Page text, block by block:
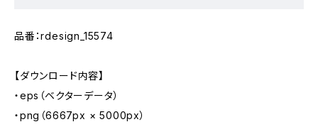
品番：rdesign_15574
【ダウンロード内容】
・eps（ベクターデータ）
・png（6667px × 5000px）